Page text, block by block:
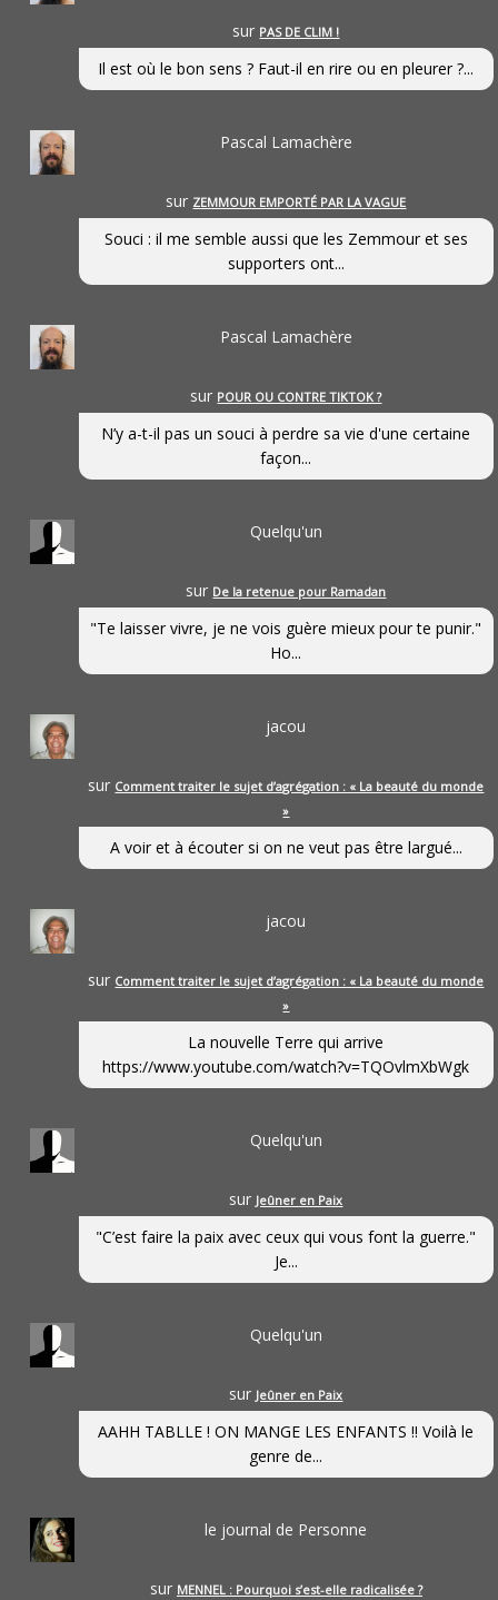
sur PAS DE CLIM !
Il est où le bon sens ? Faut-il en rire ou en pleurer ?...
Pascal Lamachère
sur ZEMMOUR EMPORTÉ PAR LA VAGUE
Souci : il me semble aussi que les Zemmour et ses
supporters ont...
Pascal Lamachère
sur POUR OU CONTRE TIKTOK ?
N’y a-t-il pas un souci à perdre sa vie d'une certaine
façon...
Quelqu'un
sur De la retenue pour Ramadan
"Te laisser vivre, je ne vois guère mieux pour te punir."
Ho...
jacou
sur Comment traiter le sujet d’agrégation : « La beauté du monde
»
A voir et à écouter si on ne veut pas être largué...
jacou
sur Comment traiter le sujet d’agrégation : « La beauté du monde
»
La nouvelle Terre qui arrive
https://www.youtube.com/watch?v=TQOvlmXbWgk
Quelqu'un
sur Jeûner en Paix
"C’est faire la paix avec ceux qui vous font la guerre."
Je...
Quelqu'un
sur Jeûner en Paix
AAHH TABLLE ! ON MANGE LES ENFANTS !! Voilà le
genre de...
le journal de Personne
sur MENNEL : Pourquoi s’est-elle radicalisée ?